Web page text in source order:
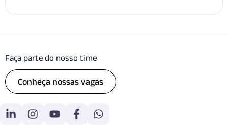
Faça parte do nosso time
Conheça nossas vagas